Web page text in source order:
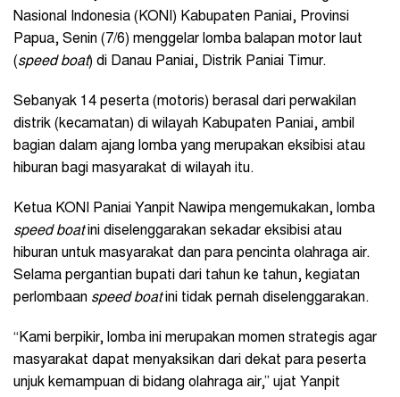
Nasional Indonesia (KONI) Kabupaten Paniai, Provinsi
Papua, Senin (7/6) menggelar lomba balapan motor laut
(speed boat) di Danau Paniai, Distrik Paniai Timur.
Sebanyak 14 peserta (motoris) berasal dari perwakilan
distrik (kecamatan) di wilayah Kabupaten Paniai, ambil
bagian dalam ajang lomba yang merupakan eksibisi atau
hiburan bagi masyarakat di wilayah itu.
Ketua KONI Paniai Yanpit Nawipa mengemukakan, lomba
speed boatini diselenggarakan sekadar eksibisi atau
hiburan untuk masyarakat dan para pencinta olahraga air.
Selama pergantian bupati dari tahun ke tahun, kegiatan
perlombaan speed boatini tidak pernah diselenggarakan.
“Kami berpikir, lomba ini merupakan momen strategis agar
masyarakat dapat menyaksikan dari dekat para peserta
unjuk kemampuan di bidang olahraga air,” ujat Yanpit